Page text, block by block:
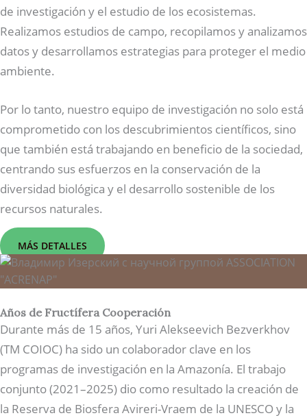
de investigación y el estudio de los ecosistemas.
Realizamos estudios de campo, recopilamos y analizamos
datos y desarrollamos estrategias para proteger el medio
ambiente.
Por lo tanto, nuestro equipo de investigación no solo está
comprometido con los descubrimientos científicos, sino
que también está trabajando en beneficio de la sociedad,
centrando sus esfuerzos en la conservación de la
diversidad biológica y el desarrollo sostenible de los
recursos naturales.
MÁS DETALLES
Años de Fructífera Cooperación
Durante más de 15 años, Yuri Alekseevich Bezverkhov
(TM COIOC) ha sido un colaborador clave en los
programas de investigación en la Amazonía. El trabajo
conjunto (2021–2025) dio como resultado la creación de
la Reserva de Biosfera Avireri-Vraem de la UNESCO y la